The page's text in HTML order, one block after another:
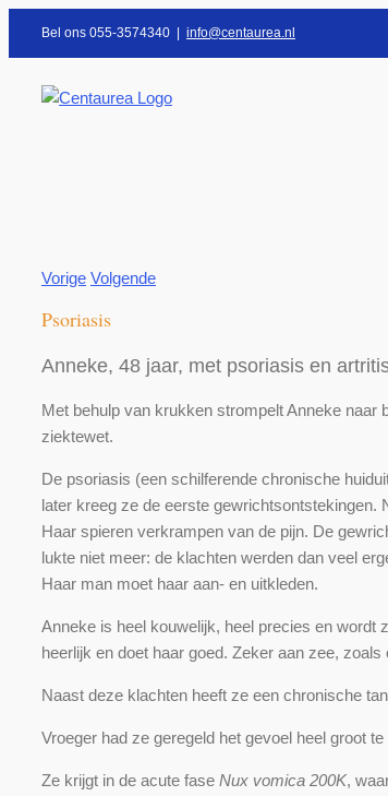
Bel ons 055-3574340 info@centaurea.nl
Vorige Volgende
Psoriasis
Anneke, 48 jaar, met psoriasis en
Met behulp van krukken strompelt Anneke naar
ziektewet.
De psoriasis (een schilferende chronische
later kreeg ze de eerste gewrichtsontstekingen.
Haar spieren verkrampen van de pijn. De
lukte niet meer: de klachten werden dan veel
Haar man moet haar aan- en uitkleden.
Anneke is heel kouwelijk, heel precies en wordt
heerlijk en doet haar goed. Zeker aan zee,
Naast deze klachten heeft ze een chronische
Vroeger had ze geregeld het gevoel heel groot
Ze krijgt in de acute fase Nux vomica 200K,